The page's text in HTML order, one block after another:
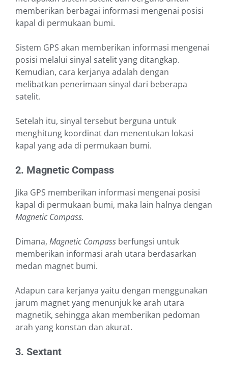
memberikan berbagai informasi mengenai posisi
kapal di permukaan bumi.
Sistem GPS akan memberikan informasi mengenai
posisi melalui sinyal satelit yang ditangkap.
Kemudian, cara kerjanya adalah dengan
melibatkan penerimaan sinyal dari beberapa
satelit.
Setelah itu, sinyal tersebut berguna untuk
menghitung koordinat dan menentukan lokasi
kapal yang ada di permukaan bumi.
2. Magnetic Compass
Jika GPS memberikan informasi mengenai posisi
kapal di permukaan bumi, maka lain halnya dengan
Magnetic Compass.
Dimana, Magnetic Compass berfungsi untuk
memberikan informasi arah utara berdasarkan
medan magnet bumi.
Adapun cara kerjanya yaitu dengan menggunakan
jarum magnet yang menunjuk ke arah utara
magnetik, sehingga akan memberikan pedoman
arah yang konstan dan akurat.
3. Sextant